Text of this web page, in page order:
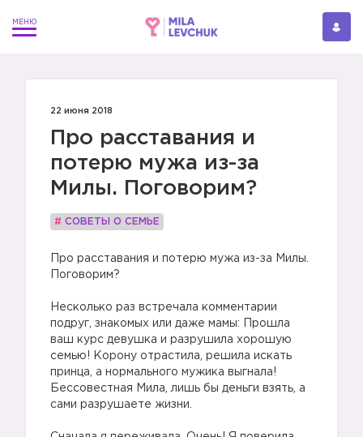
22 июня 2018
Про расставания и
потерю мужа из-за
Милы. Поговорим?
# СОВЕТЫ О СЕМЬЕ
Про расставания и потерю мужа из-за Милы.
Поговорим?
Несколько раз встречала комментарии
подруг, знакомых или даже мамы: Прошла
ваш курс девушка и разрушила хорошую
семью! Корону отрастила, решила искать
принца, а нормального мужика выгнала!
Бессовестная Мила, лишь бы деньги взять, а
сами разрушаете жизни.